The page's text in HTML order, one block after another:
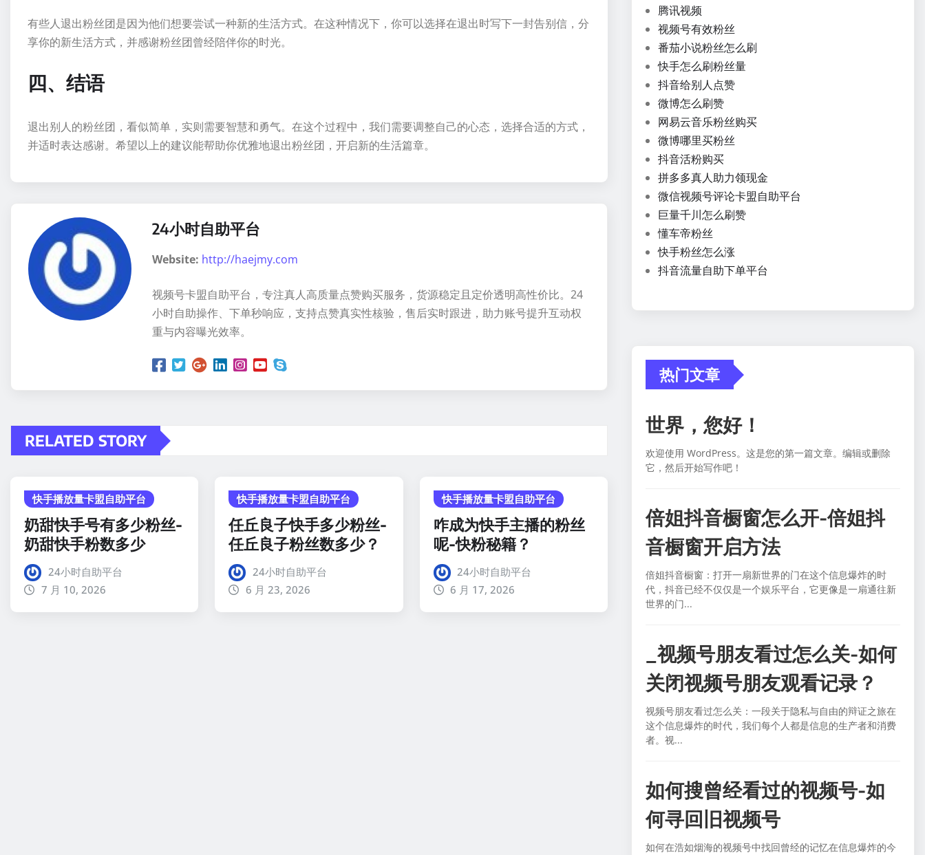
有些人退出粉丝团是因为他们想要尝试一种新的生活方式。在这种情况下，你可以选择在退出时写下一封告别信，分
享你的新生活方式，并感谢粉丝团曾经陪伴你的时光。
四、结语
退出别人的粉丝团，看似简单，实则需要智慧和勇气。在这个过程中，我们需要调整自己的心态，选择合适的方式，
并适时表达感谢。希望以上的建议能帮助你优雅地退出粉丝团，开启新的生活篇章。
24小时自助平台
Website: http://haejmy.com
视频号卡盟自助平台，专注真人高质量点赞购买服务，货源稳定且定价透明高性价比。24
小时自助操作、下单秒响应，支持点赞真实性核验，售后实时跟进，助力账号提升互动权
重与内容曝光效率。
RELATED STORY
快手播放量卡盟自助平台
奶甜快手号有多少粉丝-
奶甜快手粉数多少
24小时自助平台
7 月 10, 2026
快手播放量卡盟自助平台
任丘良子快手多少粉丝-
任丘良子粉丝数多少？
24小时自助平台
6 月 23, 2026
快手播放量卡盟自助平台
咋成为快手主播的粉丝
呢-快粉秘籍？
24小时自助平台
6 月 17, 2026
腾讯视频
视频号有效粉丝
番茄小说粉丝怎么刷
快手怎么刷粉丝量
抖音给别人点赞
微博怎么刷赞
网易云音乐粉丝购买
微博哪里买粉丝
抖音活粉购买
拼多多真人助力领现金
微信视频号评论卡盟自助平台
巨量千川怎么刷赞
懂车帝粉丝
快手粉丝怎么涨
抖音流量自助下单平台
热门文章
世界，您好！
欢迎使用 WordPress。这是您的第一篇文章。编辑或删除
它，然后开始写作吧！
倍姐抖音橱窗怎么开-倍姐抖
音橱窗开启方法
倍姐抖音橱窗：打开一扇新世界的门在这个信息爆炸的时
代，抖音已经不仅仅是一个娱乐平台，它更像是一扇通往新
世界的门...
_视频号朋友看过怎么关-如何
关闭视频号朋友观看记录？
视频号朋友看过怎么关：一段关于隐私与自由的辩证之旅在
这个信息爆炸的时代，我们每个人都是信息的生产者和消费
者。视...
如何搜曾经看过的视频号-如
何寻回旧视频号
如何在浩如烟海的视频号中找回曾经的记忆在信息爆炸的今